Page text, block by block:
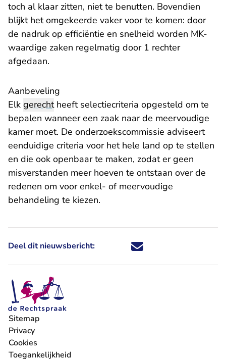
toch al klaar zitten, niet te benutten. Bovendien
blijkt het omgekeerde vaker voor te komen: door
de nadruk op efficiëntie en snelheid worden MK-
waardige zaken regelmatig door 1 rechter
afgedaan.
Aanbeveling
Elk gerechtheeft selectiecriteria opgesteld om te
bepalen wanneer een zaak naar de meervoudige
kamer moet. De onderzoekscommissie adviseert
eenduidige criteria voor het hele land op te stellen
en die ook openbaar te maken, zodat er geen
misverstanden meer hoeven te ontstaan over de
redenen om voor enkel- of meervoudige
behandeling te kiezen.
Deel dit nieuwsbericht: Deel dit nieuwsbericht via X -
Deel dit nieuwsbericht via
Deel dit nieuwsbericht
Deel dit
Sitemap
Privacy
Cookies
Toegankelijkheid